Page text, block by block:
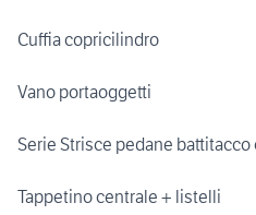
Cuffia copricilindro
Vano portaoggetti
Serie Strisce pedane
Tappetino centrale + listelli